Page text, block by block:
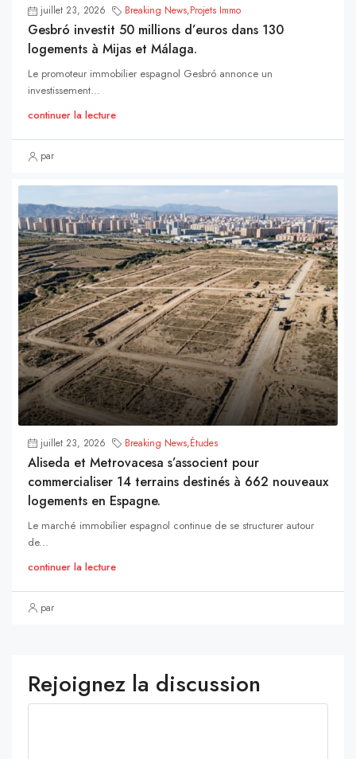
juillet 23, 2026 Breaking News,Projets Immo
Gesbró investit 50 millions d’euros dans 130
logements à Mijas et Málaga.
Le promoteur immobilier espagnol Gesbró annonce un
investissement...
continuer la lecture
par
juillet 23, 2026 Breaking News,Études
Aliseda et Metrovacesa s’associent pour
commercialiser 14 terrains destinés à 662 nouveaux
logements en Espagne.
Le marché immobilier espagnol continue de se structurer autour
de...
continuer la lecture
par
Rejoignez la discussion